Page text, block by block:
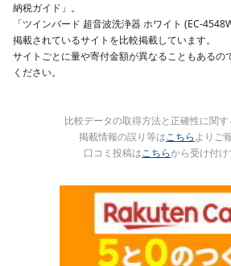
納税ガイド」。
「ツインバード 超音波洗浄器 ホワイト (EC-
掲載されているサイトを比較掲載しています。
サイトごとに量や寄付金額が異なることもあるの
ください。
比較データの取得方法と正確性に関す
掲載情報の誤り等はこちらよりご
口コミ投稿はこちらから受け付